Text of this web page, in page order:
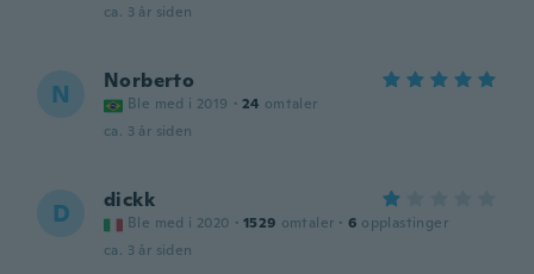
ca. 3 år siden
N Norberto
Ble med i 2019 · 24 omtaler
ca. 3 år siden
D dickk
Ble med i 2020 · 1529 omtaler · 6 opplastinger
ca. 3 år siden